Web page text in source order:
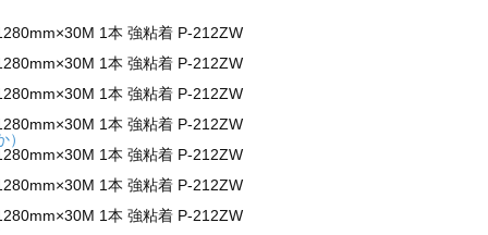
1本 強粘着 P-212ZW
1本 強粘着 P-212ZW
1本 強粘着 P-212ZW
1本 強粘着 P-212ZW
1本 強粘着 P-212ZW
1本 強粘着 P-212ZW
1本 強粘着 P-212ZW